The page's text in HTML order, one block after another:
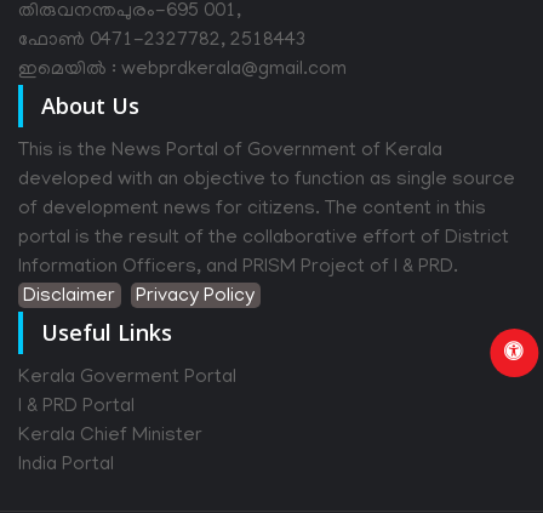
തിരുവനന്തപുരം-695 001,
ഫോൺ 0471-2327782, 2518443
ഇമെയിൽ : webprdkerala@gmail.com
About Us
This is the News Portal of Government of Kerala
developed with an objective to function as single source
of development news for citizens. The content in this
portal is the result of the collaborative effort of District
Information Officers, and PRISM Project of I & PRD.
Disclaimer
Privacy Policy
Useful Links
Kerala Goverment Portal
I & PRD Portal
Kerala Chief Minister
India Portal